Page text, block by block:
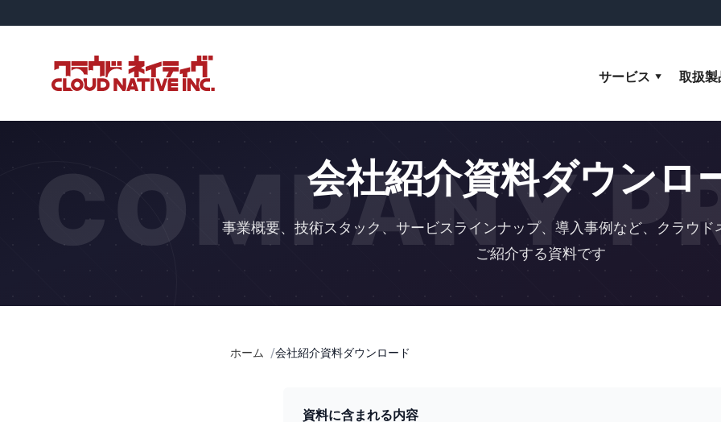
サービス 取扱
COMPANY
会社紹介資料ダウンロ
事業概要、技術スタック、サービスラインナップ、導入事例など、クラウド
ご紹介する資料です
ホーム 会社紹介資料ダウンロード
資料に含まれる内容